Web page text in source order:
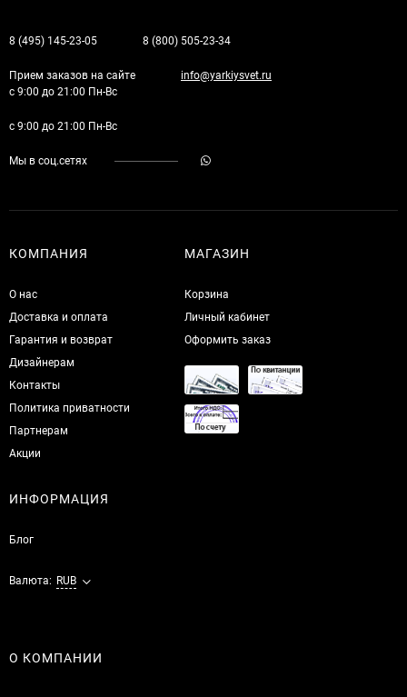
8 (495) 145-23-05 8 (800) 505-23-34
Прием заказов на сайте
с 9:00 до 21:00 Пн-Вс
info@yarkiysvet.ru
с 9:00 до 21:00 Пн-Вс
Мы в соц.сетях
КОМПАНИЯ
О нас
Доставка и оплата
Гарантия и возврат
Дизайнерам
Контакты
Политика приватности
Партнерам
Акции
МАГАЗИН
Корзина
Личный кабинет
Оформить заказ
ИНФОРМАЦИЯ
Блог
Валюта: RUB
О КОМПАНИИ